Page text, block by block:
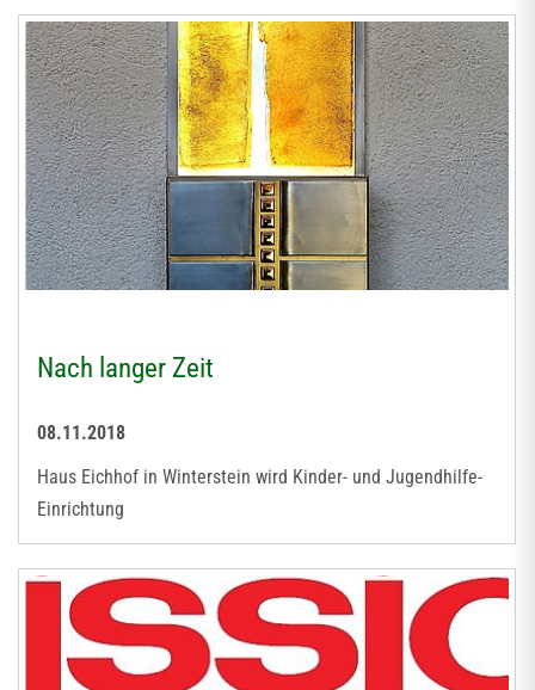
Nach langer Zeit
08.11.2018
Haus Eichhof in Winterstein wird Kinder- und Jugendhilfe-
Einrichtung